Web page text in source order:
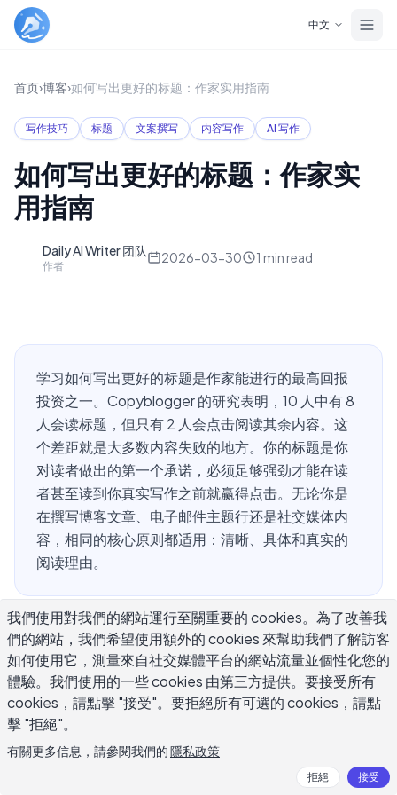
中文
首页›博客›如何写出更好的标题：作家实用指南
写作技巧 标题 文案撰写 内容写作 AI 写作
如何写出更好的标题：作家实
用指南
Daily AI Writer 团队
作者
2026-03-30 1 min read
学习如何写出更好的标题是作家能进行的最高回报
投资之一。Copyblogger 的研究表明，10 人中有 8
人会读标题，但只有 2 人会点击阅读其余内容。这
个差距就是大多数内容失败的地方。你的标题是你
对读者做出的第一个承诺，必须足够强劲才能在读
者甚至读到你真实写作之前就赢得点击。无论你是
在撰写博客文章、电子邮件主题行还是社交媒体内
容，相同的核心原则都适用：清晰、具体和真实的
阅读理由。
为什么标题比你想象的更重要？
大多数作家花数小时打磨他们的文章，然后只花两分钟写标
题。这是一个代价昂贵的优先级颠倒。
被许多人认为历史上最伟大的广告文案撰写人 David Ogilvy
记录了一个事实：阅读标题的人数是阅读正文的人数的五
我們使用對我們的網站運行至關重要的 cookies。為了改善我
們的網站，我們希望使用額外的 cookies 來幫助我們了解訪客
如何使用它，測量來自社交媒體平台的網站流量並個性化您的
體驗。我們使用的一些 cookies 由第三方提供。要接受所有
cookies，請點擊 "接受"。要拒絕所有可選的 cookies，請點
擊 "拒絕"。
有關更多信息，請參閱我們的隱私政策
拒絕 接受